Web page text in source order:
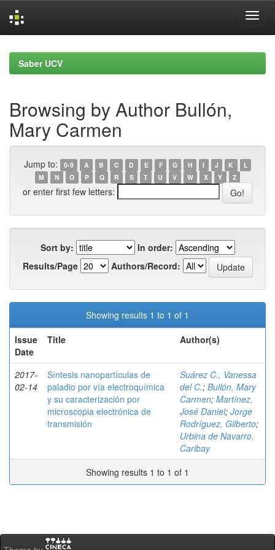
navigationSaber UCV
Browsing by Author Bullón,
Mary Carmen
Jump to: 0-9 A B C D E F G H I J K
L
M
N O P Q R S T U V W X Y Z
or enter first few letters:
Sort by:
In order:
Results/Page
Authors/Record:
Showing results 1 to 1 of 1
Issue
Date
Title Author(s)
2017-
02-14
Síntesis nanopartículas de
paladio por vía electroquímica
y su caracterización por
microscopia electrónica de
transmisión
Suárez C., Vanessa
del C.; Bullón, Mary
Carmen; Martínez,
José Daniel; Jorge
Rodríguez, Gilberto;
Urbina de Navarro,
Caribay
Showing results 1 to 1 of 1